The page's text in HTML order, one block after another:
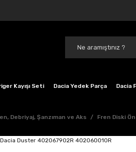
Kayışı Seti Dacia Yedek Parça Dacia
Debriyaj, Şanzıman ve Aks Fren Diski